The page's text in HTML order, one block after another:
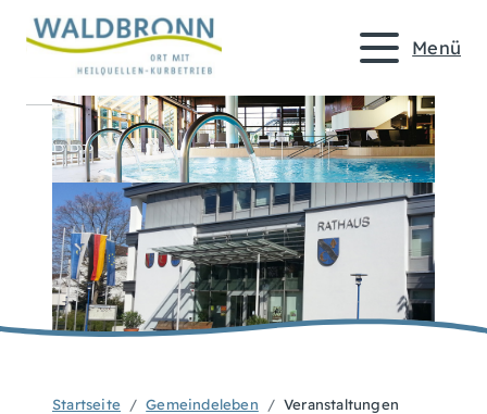
Menü
Startseite Gemeindeleben Veranstaltungen